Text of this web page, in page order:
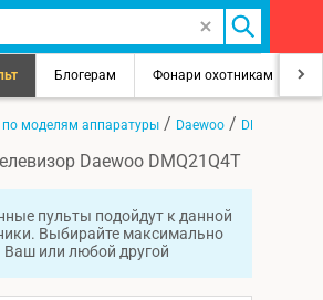
Блогерам Фонари охотникам
по моделям аппаратуры / Daewoo / DMQ21Q4T
Daewoo DMQ21Q4T
пульты подойдут к данной
Выбирайте максимально
Ваш или любой другой